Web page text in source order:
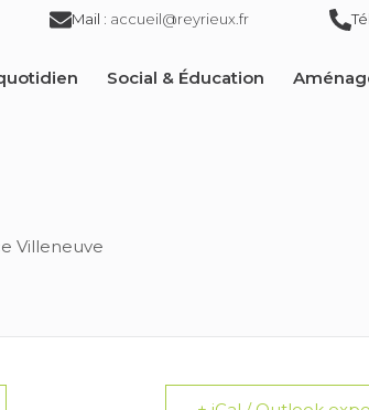
Mail : accueil@reyrieux.fr
Social & Éducation
Villeneuve